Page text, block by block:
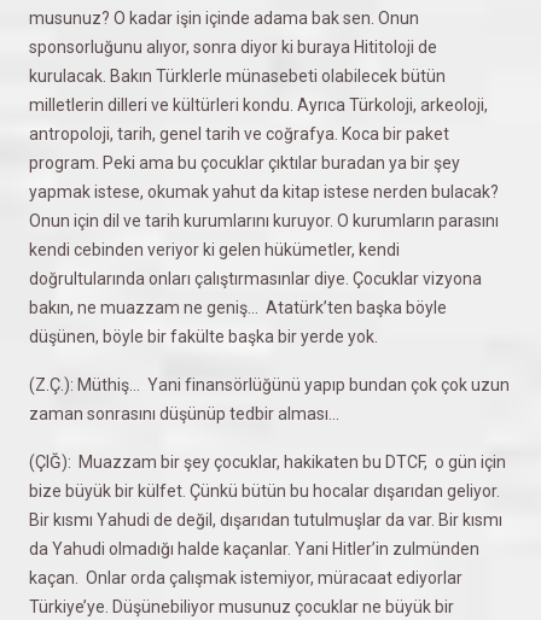
musunuz? O kadar işin içinde adama bak sen. Onun
sponsorluğunu alıyor, sonra diyor ki buraya Hititoloji de
kurulacak. Bakın Türklerle münasebeti olabilecek bütün
milletlerin dilleri ve kültürleri kondu. Ayrıca Türkoloji, arkeoloji,
antropoloji, tarih, genel tarih ve coğrafya. Koca bir paket
program. Peki ama bu çocuklar çıktılar buradan ya bir şey
yapmak istese, okumak yahut da kitap istese nerden bulacak?
Onun için dil ve tarih kurumlarını kuruyor. O kurumların parasını
kendi cebinden veriyor ki gelen hükümetler, kendi
doğrultularında onları çalıştırmasınlar diye. Çocuklar vizyona
bakın, ne muazzam ne geniş… Atatürk’ten başka böyle
düşünen, böyle bir fakülte başka bir yerde yok.
(Z.Ç.): Müthiş… Yani finansörlüğünü yapıp bundan çok çok uzun
zaman sonrasını düşünüp tedbir alması…
(ÇIĞ): Muazzam bir şey çocuklar, hakikaten bu DTCF, o gün için
bize büyük bir külfet. Çünkü bütün bu hocalar dışarıdan geliyor.
Bir kısmı Yahudi de değil, dışarıdan tutulmuşlar da var. Bir kısmı
da Yahudi olmadığı halde kaçanlar. Yani Hitler’in zulmünden
kaçan. Onlar orda çalışmak istemiyor, müracaat ediyorlar
Türkiye’ye. Düşünebiliyor musunuz çocuklar ne büyük bir